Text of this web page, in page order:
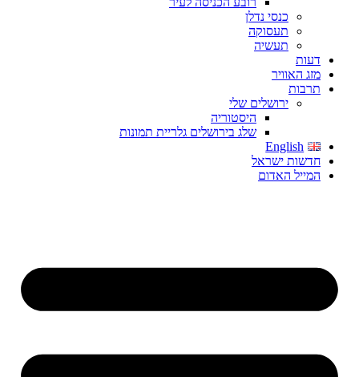
כנסי נדלן
תעסוקה
תעשיה
דעות
מזג האוויר
תרבות
ירושלים שלי
היסטוריה
שלג בירושלים גלריית תמונות
English
חדשות ישראל
המייל האדום